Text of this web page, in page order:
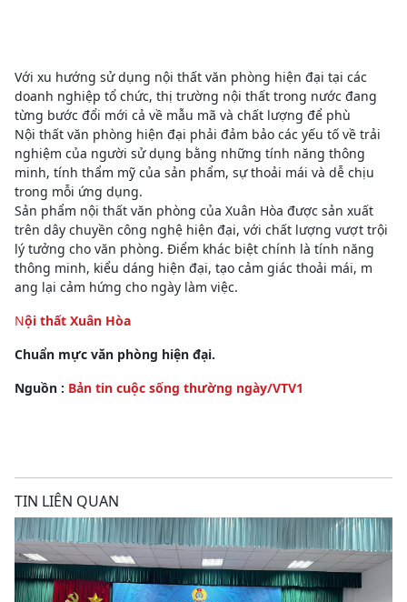
Với xu hướng sử dụng nội thất văn phòng hiện đại tại các
doanh nghiệp tổ chức, thị trường nội thất trong nước đang
từng bước đổi mới cả về mẫu mã và chất lượng để phù
Nội thất văn phòng hiện đại phải đảm bảo các yếu tố về trải
nghiệm của người sử dụng bằng những tính năng thông
minh, tính thẩm mỹ của sản phẩm, sự thoải mái và dễ chịu
trong mỗi ứng dụng.
Sản phẩm nội thất văn phòng của Xuân Hòa được sản xuất
trên dây chuyền công nghệ hiện đại, với chất lượng vượt trội
lý tưởng cho văn phòng. Điểm khác biệt chính là tính năng
thông minh, kiểu dáng hiện đại, tạo cảm giác thoải mái, m
ang lại cảm hứng cho ngày làm việc.
Nội thất Xuân Hòa
Chuẩn mực văn phòng hiện đại.
Nguồn : Bản tin cuộc sống thường ngày/VTV1
TIN LIÊN QUAN